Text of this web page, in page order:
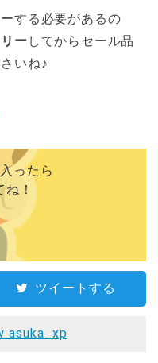
する必要があるの
ー してからセール品
いね♪
ったら
！
ツイートする
asuka_xp